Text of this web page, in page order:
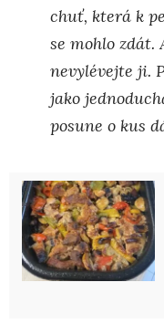
chuť, která k
se mohlo zdát.
nevylévejte ji.
jako
posune o kus